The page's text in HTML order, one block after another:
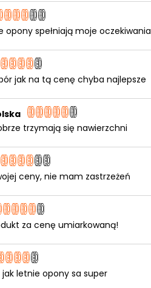
opony spełniają moje oczekiwania
jak na tą cenę chyba najlepsze
trzymają się nawierzchni
ceny, nie mam zastrzeżeń
za cenę umiarkowaną!
letnie opony sa super